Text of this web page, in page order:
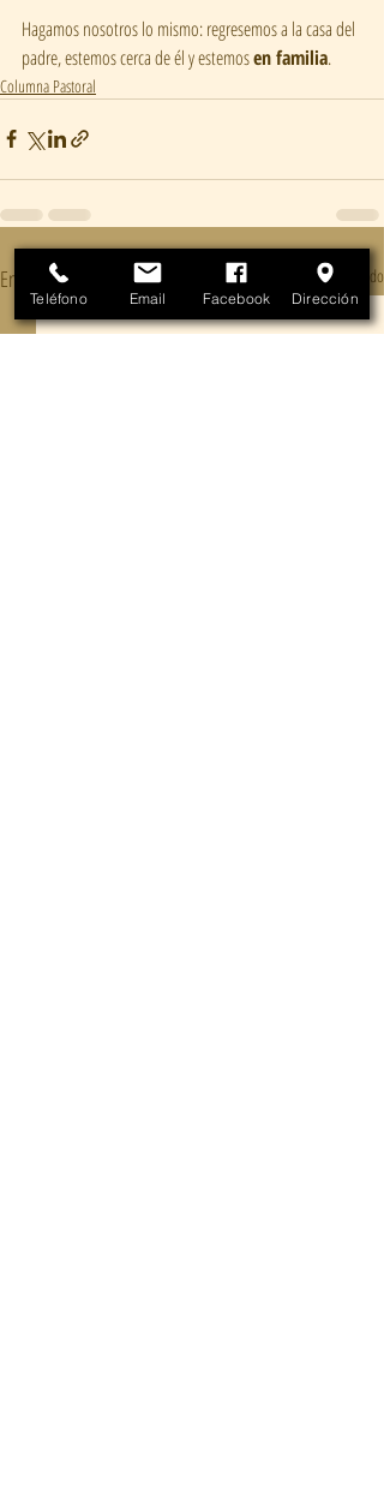
Hagamos nosotros lo mismo: regresemos a la casa del
padre, estemos cerca de él y estemos en familia.
Columna Pastoral
Entradas recientes Ver todo
Teléfono Email Facebook Dirección